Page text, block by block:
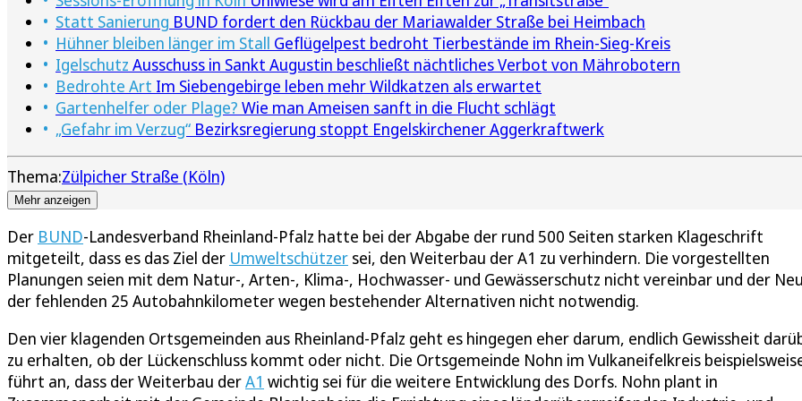
Statt Sanierung BUND fordert den Rückbau der Mariawalder Straße bei Heimbach
Hühner bleiben länger im Stall Geflügelpest bedroht Tierbestände im Rhein-Sieg-Kreis
Igelschutz Ausschuss in Sankt Augustin beschließt nächtliches Verbot von Mährobotern
Bedrohte Art Im Siebengebirge leben mehr Wildkatzen als erwartet
Gartenhelfer oder Plage? Wie man Ameisen sanft in die Flucht schlägt
„Gefahr im Verzug“ Bezirksregierung stoppt Engelskirchener Aggerkraftwerk
Thema:Zülpicher Straße (Köln)
Mehr anzeigen
Der BUND-Landesverband Rheinland-Pfalz hatte bei der Abgabe der rund 500 Seiten starken Klageschrift
mitgeteilt, dass es das Ziel der Umweltschützer sei, den Weiterbau der A1 zu verhindern. Die vorgestellten
Planungen seien mit dem Natur-, Arten-, Klima-, Hochwasser- und Gewässerschutz nicht vereinbar und der
der fehlenden 25 Autobahnkilometer wegen bestehender Alternativen nicht notwendig.
Den vier klagenden Ortsgemeinden aus Rheinland-Pfalz geht es hingegen eher darum, endlich Gewissheit
zu erhalten, ob der Lückenschluss kommt oder nicht. Die Ortsgemeinde Nohn im Vulkaneifelkreis
führt an, dass der Weiterbau derA1 wichtig sei für die weitere Entwicklung des Dorfs. Nohn plant in